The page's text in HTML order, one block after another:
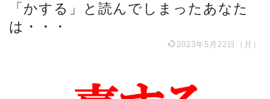
「かする」と読んでしまったあなた
は・・・
2023年5月22日（月）